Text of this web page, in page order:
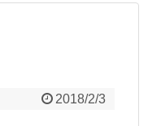
2018/2/3